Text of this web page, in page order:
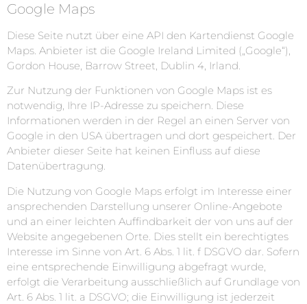
Google Maps
Diese Seite nutzt über eine API den Kartendienst Google
Maps. Anbieter ist die Google Ireland Limited („Google“),
Gordon House, Barrow Street, Dublin 4, Irland.
Zur Nutzung der Funktionen von Google Maps ist es
notwendig, Ihre IP-Adresse zu speichern. Diese
Informationen werden in der Regel an einen Server von
Google in den USA übertragen und dort gespeichert. Der
Anbieter dieser Seite hat keinen Einfluss auf diese
Datenübertragung.
Die Nutzung von Google Maps erfolgt im Interesse einer
ansprechenden Darstellung unserer Online-Angebote
und an einer leichten Auffindbarkeit der von uns auf der
Website angegebenen Orte. Dies stellt ein berechtigtes
Interesse im Sinne von Art. 6 Abs. 1 lit. f DSGVO dar. Sofern
eine entsprechende Einwilligung abgefragt wurde,
erfolgt die Verarbeitung ausschließlich auf Grundlage von
Art. 6 Abs. 1 lit. a DSGVO; die Einwilligung ist jederzeit